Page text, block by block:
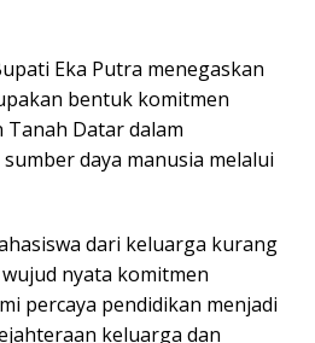
Eka Putra menegaskan
bentuk komitmen
Datar dalam
daya manusia melalui
dari keluarga kurang
nyata komitmen
percaya pendidikan menjadi
keluarga dan